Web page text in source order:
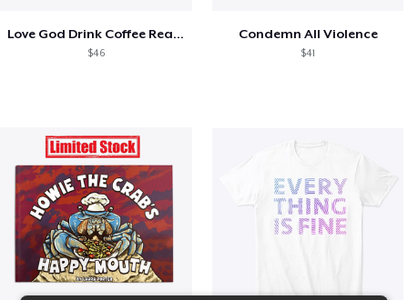
Love God Drink Coffee Read Books
$46
Condemn All Violence
$41